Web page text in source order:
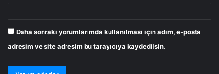
Daha sonraki yorumlarımda kullanılması için adım, e-posta
adresim ve site adresim bu tarayıcıya kaydedilsin.